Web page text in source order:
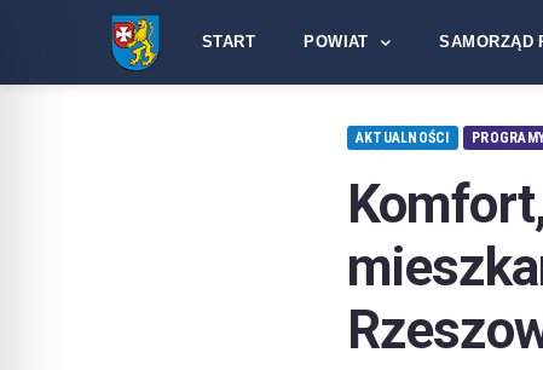
START POWIAT SAMORZĄD
AKTUALNOŚCI